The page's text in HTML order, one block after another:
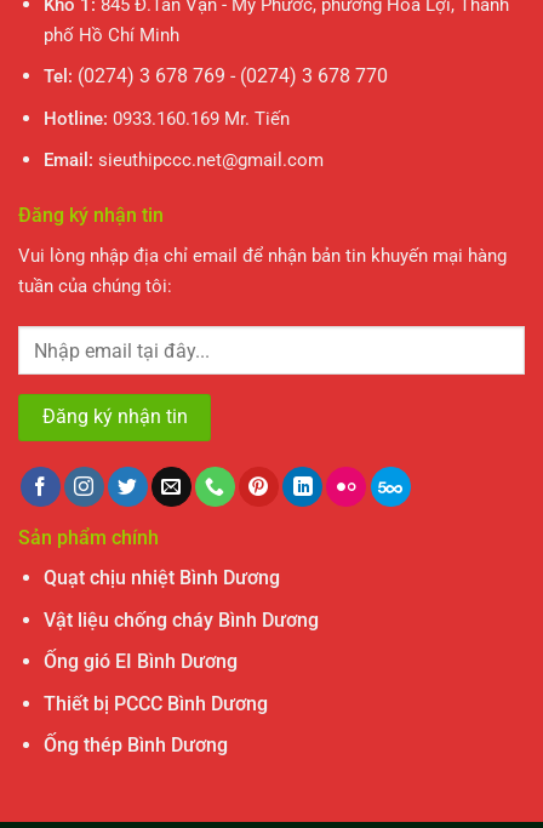
Kho 1: 845 Đ.Tân Vạn - Mỹ Phước, phường Hòa Lợi, Thành
phố Hồ Chí Minh
Tel: (0274) 3 678 769 - (0274) 3 678 770
Hotline: 0933.160.169 Mr. Tiến
Email: sieuthipccc.net@gmail.com
Đăng ký nhận tin
Vui lòng nhập địa chỉ email để nhận bản tin khuyến mại hàng
tuần của chúng tôi:
Sản phẩm chính
Quạt chịu nhiệt Bình Dương
Vật liệu chống cháy Bình Dương
Ống gió EI Bình Dương
Thiết bị PCCC Bình Dương
Ống thép Bình Dương